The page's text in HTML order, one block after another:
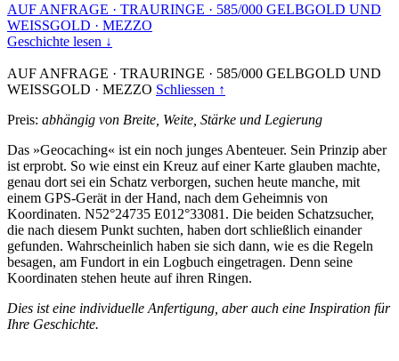
AUF ANFRAGE · TRAURINGE · 585/000 GELBGOLD UND
WEISSGOLD · MEZZO
Geschichte lesen ↓
AUF ANFRAGE · TRAURINGE · 585/000 GELBGOLD UND
WEISSGOLD · MEZZO Schliessen ↑
Preis: abhängig von Breite, Weite, Stärke und Legierung
Das »Geocaching« ist ein noch junges Abenteuer. Sein Prinzip aber
ist erprobt. So wie einst ein Kreuz auf einer Karte glauben machte,
genau dort sei ein Schatz verborgen, suchen heute manche, mit
einem GPS-Gerät in der Hand, nach dem Geheimnis von
Koordinaten. N52°24735 E012°33081. Die beiden Schatzsucher,
die nach diesem Punkt suchten, haben dort schließlich einander
gefunden. Wahrscheinlich haben sie sich dann, wie es die Regeln
besagen, am Fundort in ein Logbuch eingetragen. Denn seine
Koordinaten stehen heute auf ihren Ringen.
Dies ist eine individuelle Anfertigung, aber auch eine Inspiration für
Ihre Geschichte.